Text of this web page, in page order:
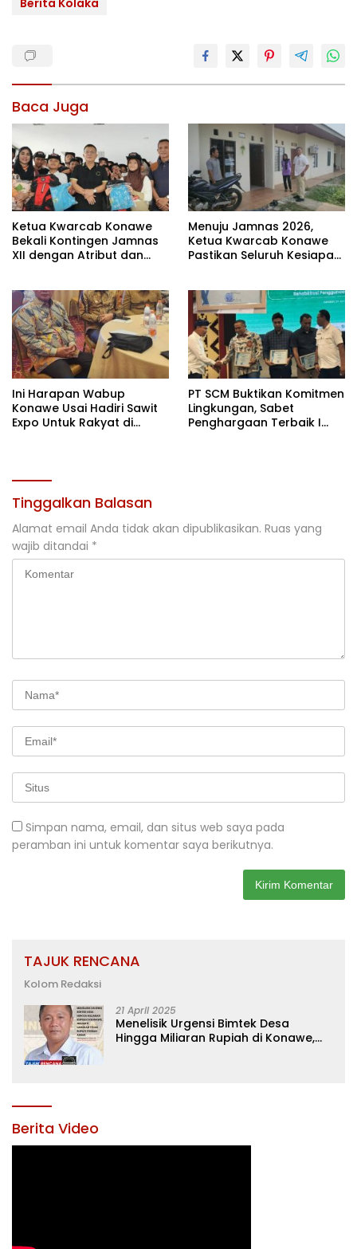
Berita Kolaka
Baca Juga
Ketua Kwarcab Konawe
Bekali Kontingen Jamnas
XII dengan Atribut dan
Menuju Jamnas 2026,
Ketua Kwarcab Konawe
Pastikan Seluruh Kesiapan
Ini Harapan Wabup
Konawe Usai Hadiri Sawit
Expo Untuk Rakyat di
PT SCM Buktikan Komitmen
Lingkungan, Sabet
Penghargaan Terbaik I
Tinggalkan Balasan
Alamat email Anda tidak akan dipublikasikan. Ruas yang
wajib ditandai *
Simpan nama, email, dan situs web saya pada
peramban ini untuk komentar saya berikutnya.
TAJUK RENCANA
Kolom Redaksi
21 April 2025
Menelisik Urgensi Bimtek Desa
Hingga Miliaran Rupiah di Konawe,
Berita Video